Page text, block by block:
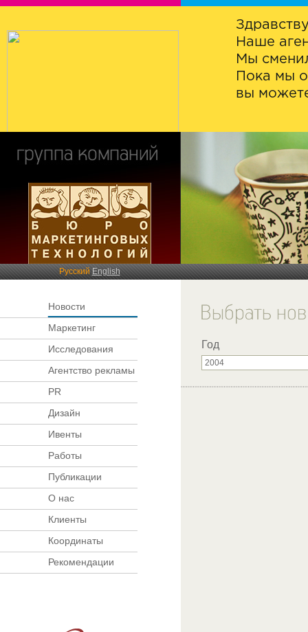
Наше
Мы
Пока мы
вы
РусскийEnglish
Новости
Маркетинг
Исследования
Агентство рекламы
PR
Дизайн
Ивенты
Работы
Публикации
О нас
Клиенты
Координаты
Рекомендации
Год